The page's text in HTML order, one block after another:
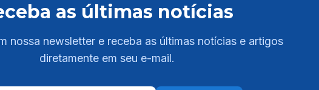
as últimas notícias
nossa newsletter e receba as últimas notícias e artigos
diretamente em seu e-mail.